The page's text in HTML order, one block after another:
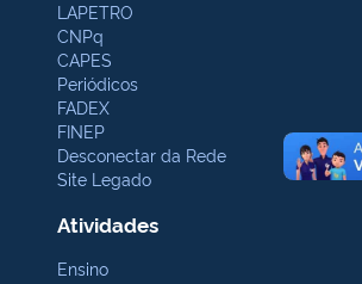
LAPETRO
CNPq
CAPES
Periódicos
FADEX
FINEP
Desconectar da Rede
Site Legado
Atividades
Ensino